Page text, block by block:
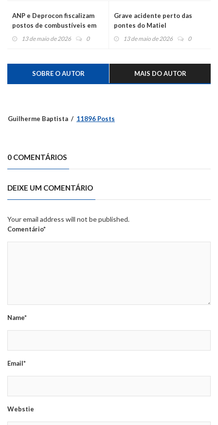
ANP e Deprocon fiscalizam
postos de combustíveis em
Montenegro
13 de maio de 2026 0
Grave acidente perto das
pontes do Matiel
13 de maio de 2026 0
SOBRE O AUTOR MAIS DO AUTOR
Guilherme Baptista 11896 Posts
0 COMENTÁRIOS
DEIXE UM COMENTÁRIO
Your email address will not be published.
Comentário*
Name*
Email*
Webstie